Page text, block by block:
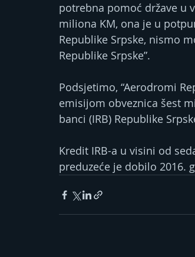
potrebna pomoć države u
miliona KM, ona je u
Republike Srpske, nismo
Republike Srpske”.
Podsjetimo, “Aerodromi
emisijom obveznica šest
banci (IRB) Republike
Kredit IRB-a u visini od
preduzeće je dobilo 2016.